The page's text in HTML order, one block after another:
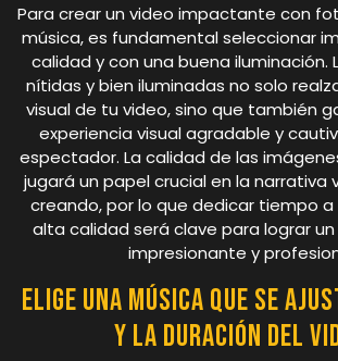
Para crear un video impactante con
música, es fundamental seleccionar
calidad y con una buena iluminación.
nítidas y bien iluminadas no solo
visual de tu video, sino que también
experiencia visual agradable y
espectador. La calidad de las
jugará un papel crucial en la narrativa
creando, por lo que dedicar tiempo
alta calidad será clave para lograr
impresionante y
Elige una música que se
y la duración del